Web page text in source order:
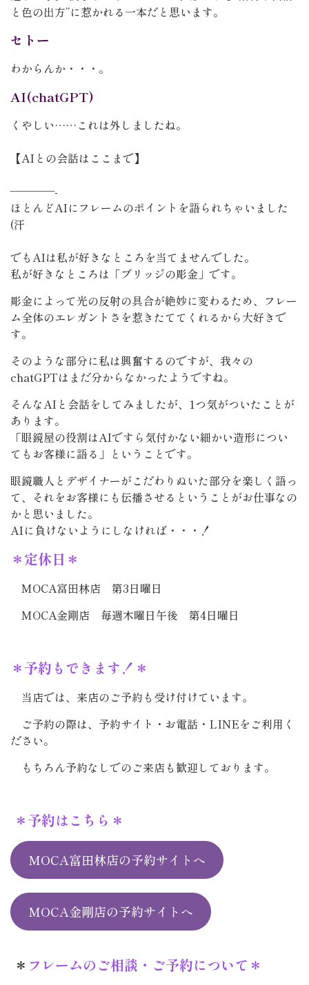
と色の出方”に惹かれる一本だと思います。
セトー
わからんか・・・。
AI(chatGPT)
くやしい……これは外しましたね。
【AIとの会話はここまで】
————-
ほとんどAIにフレームのポイントを語られちゃいました
(汗
でもAIは私が好きなところを当てませんでした。
私が好きなところは「ブリッジの彫金」です。
彫金によって光の反射の具合が絶妙に変わるため、フレー
ム全体のエレガントさを惹きたててくれるから大好きで
す。
そのような部分に私は興奮するのですが、我々の
chatGPTはまだ分からなかったようですね。
そんなAIと会話をしてみましたが、1つ気がついたことが
あります。
「眼鏡屋の役割はAIですら気付かない細かい造形につい
てもお客様に語る」ということです。
眼鏡職人とデザイナーがこだわりぬいた部分を楽しく語っ
て、それをお客様にも伝播させるということがお仕事なの
かと思いました。
AIに負けないようにしなければ・・・！
＊定休日＊
MOCA富田林店 第3日曜日
MOCA金剛店 毎週木曜日午後 第4日曜日
＊予約もできます！＊
当店では、来店のご予約も受け付けています。
ご予約の際は、予約サイト・お電話・LINEをご利用く
ださい。
もちろん予約なしでのご来店も歓迎しております。
＊予約はこちら＊
MOCA富田林店の予約サイトへ
MOCA金剛店の予約サイトへ
＊ フレームのご相談・ご予約について＊